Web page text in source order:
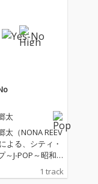
水）発売アルバ
の先行シングル
」。 作詞：松
作曲：呉田軽穂
ポップ・ミュー
史の筆頭に名を
ッグによる作品
寺郷太によるカ
もある大樋ゆう
太
太（NONA REEV
よる、シティ・
～J-POP～昭和
をディープに掘り
新たなカバーア
1 track